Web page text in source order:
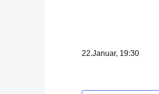
22.Januar, 19:30